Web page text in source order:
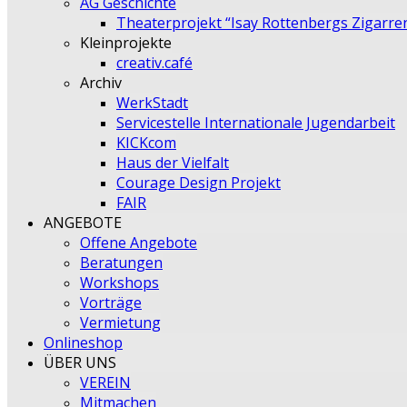
Theaterprojekt “Isay Rottenbergs
Kleinprojekte
creativ.café
Archiv
WerkStadt
Servicestelle Internationale Jugendarbeit
KICKcom
Haus der Vielfalt
Courage Design Projekt
FAIR
ANGEBOTE
Offene Angebote
Beratungen
Workshops
Vorträge
Vermietung
Onlineshop
ÜBER UNS
VEREIN
Mitmachen